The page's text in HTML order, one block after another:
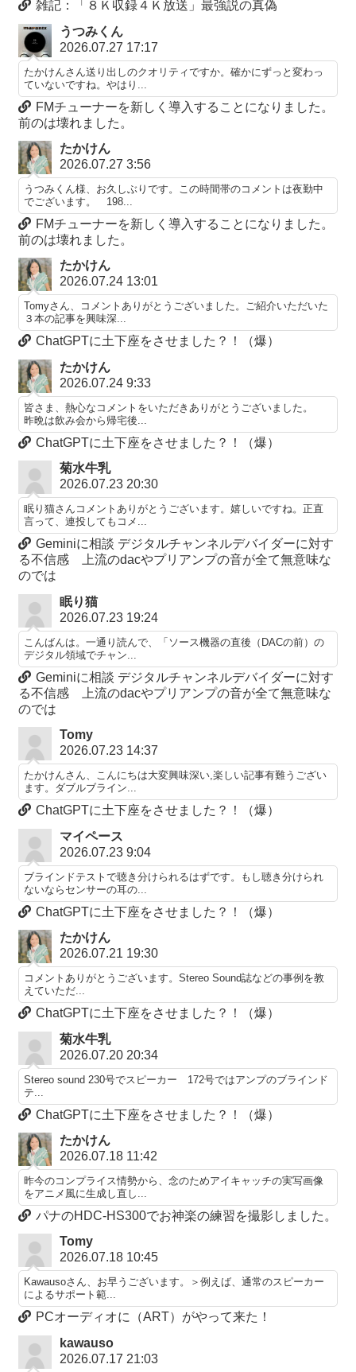
雑記：「８Ｋ収録４Ｋ放送」最強説の真偽
うつみくん
2026.07.27 17:17
たかけんさん送り出しのクオリティですか。確かにずっと変わっ
ていないですね。やはり...
FMチューナーを新しく導入することになりました。
前のは壊れました。
たかけん
2026.07.27 3:56
うつみくん様、お久しぶりです。この時間帯のコメントは夜勤中
でございます。 198...
FMチューナーを新しく導入することになりました。
前のは壊れました。
たかけん
2026.07.24 13:01
Tomyさん、コメントありがとうございました。ご紹介いただいた
３本の記事を興味深...
ChatGPTに土下座をさせました？！（爆）
たかけん
2026.07.24 9:33
皆さま、熱心なコメントをいただきありがとうございました。
昨晩は飲み会から帰宅後...
ChatGPTに土下座をさせました？！（爆）
菊水牛乳
2026.07.23 20:30
眠り猫さんコメントありがとうございます。嬉しいですね。正直
言って、連投してもコメ...
Geminiに相談 デジタルチャンネルデバイダーに対す
る不信感 上流のdacやプリアンプの音が全て無意味な
のでは
眠り猫
2026.07.23 19:24
こんばんは。一通り読んで、「ソース機器の直後（DACの前）の
デジタル領域でチャン...
Geminiに相談 デジタルチャンネルデバイダーに対す
る不信感 上流のdacやプリアンプの音が全て無意味な
のでは
Tomy
2026.07.23 14:37
たかけんさん、こんにちは大変興味深い,楽しい記事有難うござい
ます。ダブルブライン...
ChatGPTに土下座をさせました？！（爆）
マイペース
2026.07.23 9:04
ブラインドテストで聴き分けられるはずです。もし聴き分けられ
ないならセンサーの耳の...
ChatGPTに土下座をさせました？！（爆）
たかけん
2026.07.21 19:30
コメントありがとうございます。Stereo Sound誌などの事例を教
えていただ...
ChatGPTに土下座をさせました？！（爆）
菊水牛乳
2026.07.20 20:34
Stereo sound 230号でスピーカー 172号ではアンプのブラインド
テ...
ChatGPTに土下座をさせました？！（爆）
たかけん
2026.07.18 11:42
昨今のコンプライス情勢から、念のためアイキャッチの実写画像
をアニメ風に生成し直し...
パナのHDC-HS300でお神楽の練習を撮影しました。
Tomy
2026.07.18 10:45
Kawausoさん、お早うございます。＞例えば、通常のスピーカー
によるサポート範...
PCオーディオに（ART）がやって来た！
kawauso
2026.07.17 21:03